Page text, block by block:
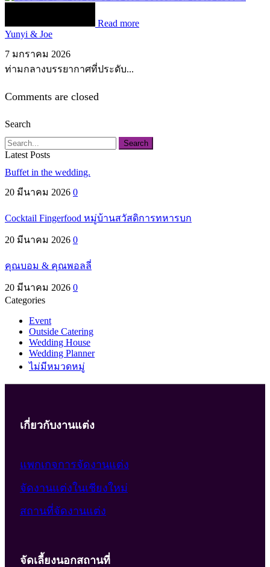
Read more
Yunyi & Joe
7 มกราคม 2026
ท่ามกลางบรรยากาศที่ประดับ...
Comments are closed
Search
Search
Latest Posts
Buffet in the wedding.
20 มีนาคม 2026 0
Cocktail Fingerfood หมู่บ้านสวัสดิการทหารบก
20 มีนาคม 2026 0
คุณบอม & คุณพอลลี่
20 มีนาคม 2026 0
Categories
Event
Outside Catering
Wedding House
Wedding Planner
ไม่มีหมวดหมู่
เกี่ยวกับงานแต่ง
แพกเกจการจัดงานแต่ง
จัดงานแต่งในเชียงใหม่
สถานที่จัดงานแต่ง
จัดเลี้ยงนอกสถานที่